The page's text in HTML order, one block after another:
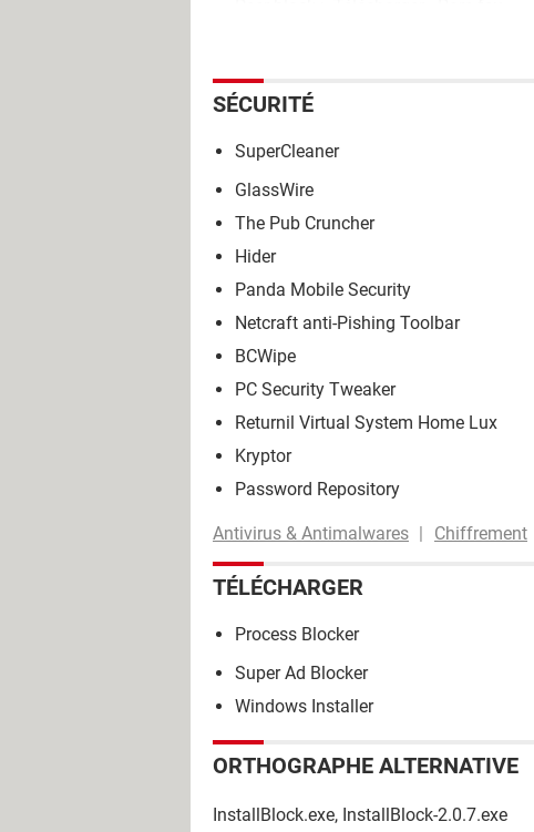
SÉCURITÉ
SuperCleaner
GlassWire
The Pub Cruncher
Hider
Panda Mobile Security
Netcraft anti-Pishing Toolbar
BCWipe
PC Security Tweaker
Returnil Virtual System Home Lux
Kryptor
Password Repository
Antivirus & Antimalwares Chiffrement
TÉLÉCHARGER
Process Blocker
Super Ad Blocker
Windows Installer
ORTHOGRAPHE ALTERNATIVE
InstallBlock.exe, InstallBlock-2.0.7.exe